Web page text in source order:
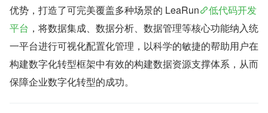
优势，打造了可完美覆盖多种场景的 LeaRun
低代码开发
平台 ，将数据集成、数据分析、数据管理等核心功能纳入统
一平台进行可视化配置化管理，以科学的敏捷的帮助用户在
构建数字化转型框架中有效的构建数据资源支撑体系，从而
保障企业数字化转型的成功。